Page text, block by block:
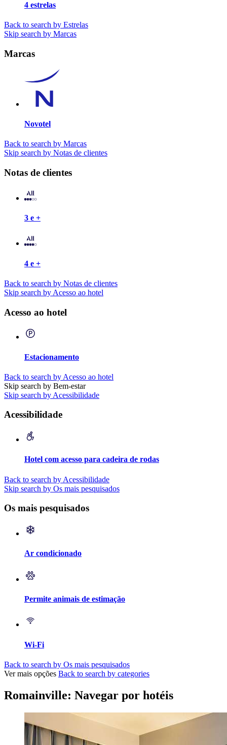
4 estrelas
Back to search by Estrelas
Skip search by Marcas
Marcas
Novotel
Back to search by Marcas
Skip search by Notas de clientes
Notas de clientes
3 e +
4 e +
Back to search by Notas de clientes
Skip search by Acesso ao hotel
Acesso ao hotel
Estacionamento
Back to search by Acesso ao hotel
Skip search by Bem-estar
Skip search by Acessibilidade
Acessibilidade
Hotel com acesso para cadeira de rodas
Back to search by Acessibilidade
Skip search by Os mais pesquisados
Os mais pesquisados
Ar condicionado
Permite animais de estimação
Wi-Fi
Back to search by Os mais pesquisados
Ver mais opções Back to search by categories
Romainville: Navegar por hotéis